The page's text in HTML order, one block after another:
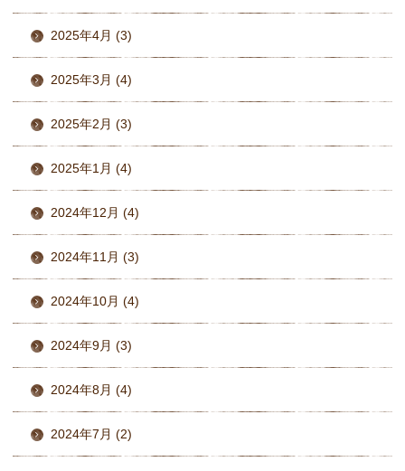
2025年4月 (3)
2025年3月 (4)
2025年2月 (3)
2025年1月 (4)
2024年12月 (4)
2024年11月 (3)
2024年10月 (4)
2024年9月 (3)
2024年8月 (4)
2024年7月 (2)